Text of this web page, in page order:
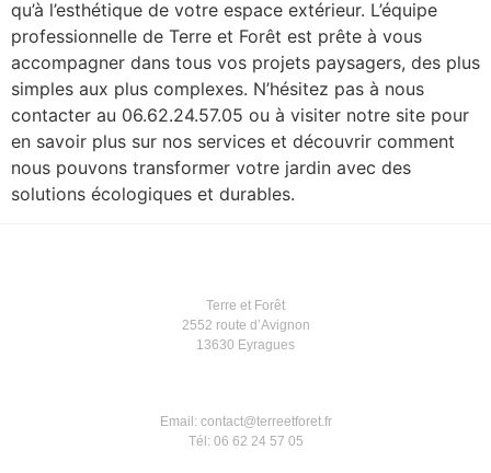
qu’à l’esthétique de votre espace extérieur. L’équipe
professionnelle de Terre et Forêt est prête à vous
accompagner dans tous vos projets paysagers, des plus
simples aux plus complexes. N’hésitez pas à nous
contacter au 06.62.24.57.05 ou à visiter notre site pour
en savoir plus sur nos services et découvrir comment
nous pouvons transformer votre jardin avec des
solutions écologiques et durables.
Terre et Forêt
2552 route d’Avignon
13630 Eyragues
Email: contact@terreetforet.fr
Tél: 06 62 24 57 05